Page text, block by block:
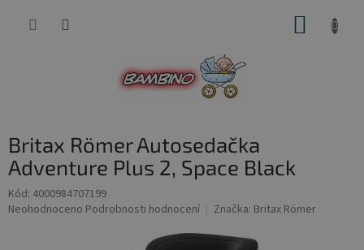
Britax Römer Autosedačka
Adventure Plus 2, Space Black
Kód: 4000984707199
Průměrné
Neohodnoceno Podrobnosti hodnocení Značka: Britax Römer